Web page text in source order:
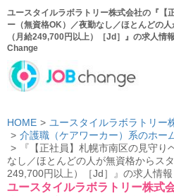
ユースタイルラボラトリー株式会社の『【
ー（無資格OK）／夜勤なし／ほとんどの
（月給249,700円以上）［Jd］』の求人情
Change
HOME
ユースタイルラボラトリー
介護職（ケアワーカー）系のホー
『【正社員】札幌市南区の見守
なし／ほとんどの人が無資格からス
249,700円以上）［Jd］』の求人情報
ユースタイルラボラトリー株式